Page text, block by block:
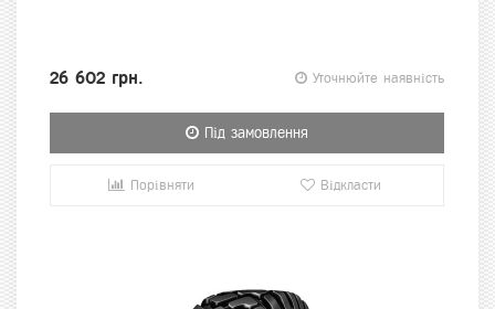
26 602 грн. Уточнюйте наявність
Під замовлення
Порівняти Відкласти